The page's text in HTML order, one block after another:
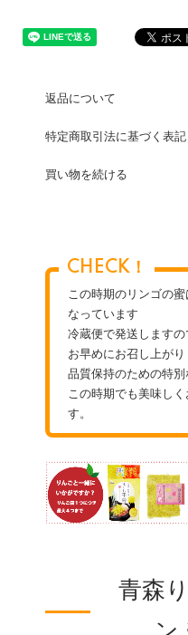
返品について
特定商取引法に基づく表記
買い物を続ける
CHECK！
この時期のリンゴの
なっています
冷蔵便で発送します
お早めにお召し上がり
品質保持のための特別
この時期でも美味し
す。
青森